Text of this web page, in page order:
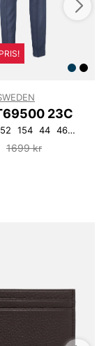
92 104
23C
154 44 46 48
1699 kr